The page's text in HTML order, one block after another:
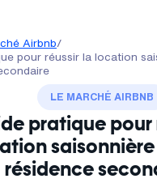
Airbnb/
pour réussir la location
LE MARCHÉ AIRBNB
pratique pour
résidence